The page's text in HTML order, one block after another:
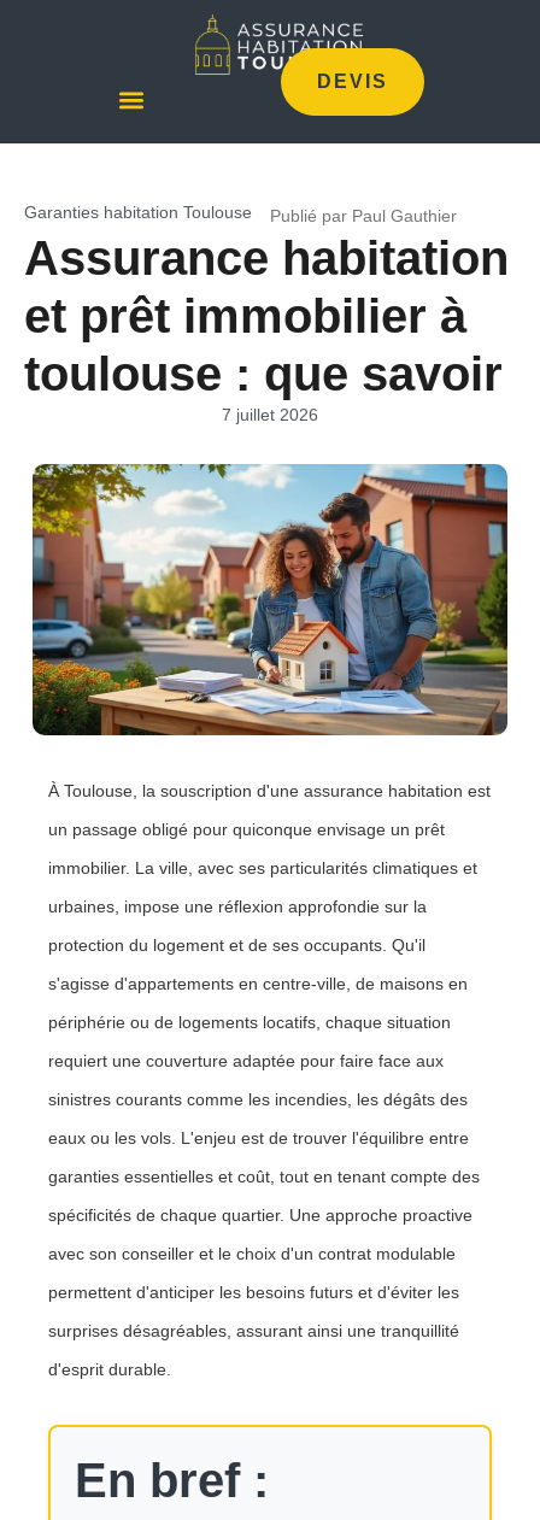
DEVIS
Garanties habitation Toulouse Publié par Paul Gauthier
Assurance habitation
et prêt immobilier à
toulouse : que savoir
7 juillet 2026
À Toulouse, la souscription d'une assurance habitation est
un passage obligé pour quiconque envisage un prêt
immobilier. La ville, avec ses particularités climatiques et
urbaines, impose une réflexion approfondie sur la
protection du logement et de ses occupants. Qu'il
s'agisse d'appartements en centre-ville, de maisons en
périphérie ou de logements locatifs, chaque situation
requiert une couverture adaptée pour faire face aux
sinistres courants comme les incendies, les dégâts des
eaux ou les vols. L'enjeu est de trouver l'équilibre entre
garanties essentielles et coût, tout en tenant compte des
spécificités de chaque quartier. Une approche proactive
avec son conseiller et le choix d'un contrat modulable
permettent d'anticiper les besoins futurs et d'éviter les
surprises désagréables, assurant ainsi une tranquillité
d'esprit durable.
En bref :